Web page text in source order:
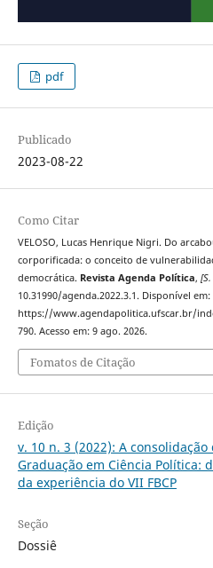
pdf
Publicado
2023-08-22
Como Citar
VELOSO, Lucas Henrique Nigri. Do
corporificada: o conceito de
democrática. Revista Agenda Política,
10.31990/agenda.2022.3.1. Disponível em:
https://www.agendapolitica.ufscar.br/
790. Acesso em: 9 ago. 2026.
Fomatos de Citação
Edição
v. 10 n. 3 (2022): A
Graduação em Ciência Política:
da experiência do VII FBCP
Seção
Dossiê